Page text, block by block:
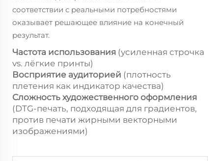
соответствии с реальными потребностями
оказывает решающее влияние на конечный
результат.
Частота использования (усиленная строчка
vs. лёгкие принты)
Восприятие аудиторией (плотность
плетения как индикатор качества)
Сложность художественного оформления
(DTG-печать, подходящая для градиентов,
против печати жирными векторными
изображениями)